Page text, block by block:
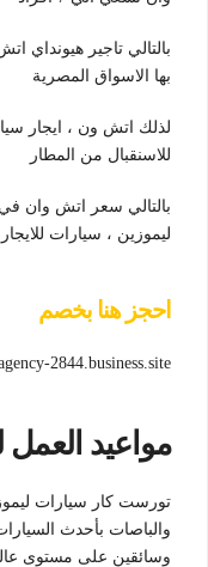
بالتالي تاجير هيونداي
بها الاسواق المصرية
للاسنقبال من المطار
بالتالي سعر اتش وان
ليموزين ، سيارات
احجز هنا بخصم
2844.business.site
مواعيد
تورست كار سيارات
والباصات بأحدث
وسائقين على مستوى عالي من